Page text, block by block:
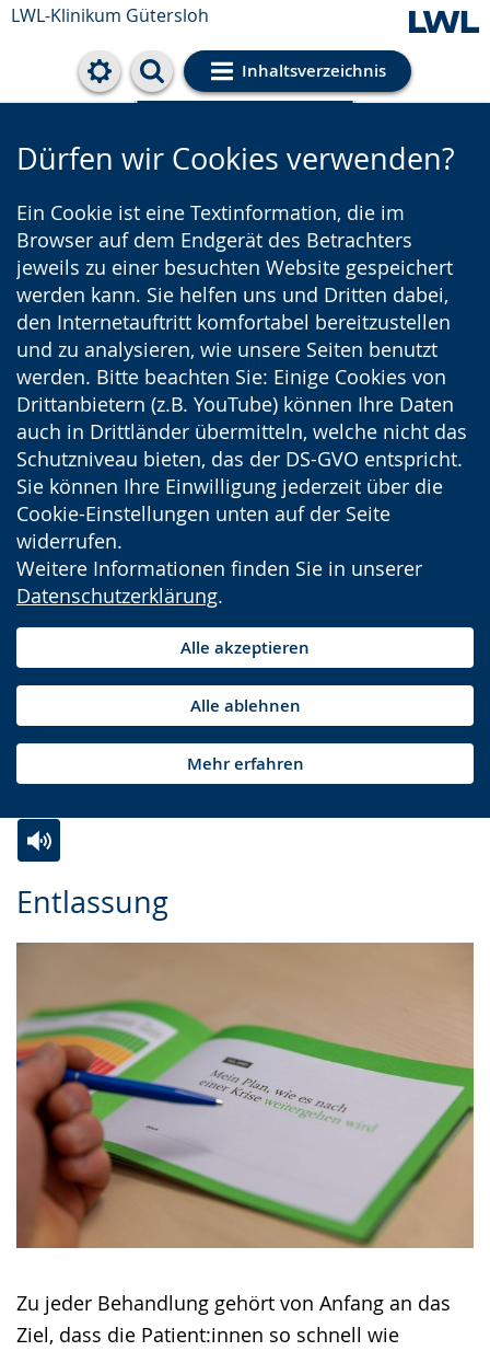
LWL-Klinikum Gütersloh
Inhaltsverzeichnis
Cookie-Einstellungen
Dürfen wir Cookies verwenden?
Ein Cookie ist eine Textinformation, die im
Browser auf dem Endgerät des Betrachters
jeweils zu einer besuchten Website gespeichert
werden kann. Sie helfen uns und Dritten dabei,
den Internetauftritt komfortabel bereitzustellen
und zu analysieren, wie unsere Seiten benutzt
werden. Bitte beachten Sie: Einige Cookies von
Drittanbietern (z.B. YouTube) können Ihre Daten
auch in Drittländer übermitteln, welche nicht das
Schutzniveau bieten, das der DS-GVO entspricht.
Sie können Ihre Einwilligung jederzeit über die
Cookie-Einstellungen unten auf der Seite
widerrufen.
Weitere Informationen finden Sie in unserer
Datenschutzerklärung.
Alle akzeptieren
Alle ablehnen
Mehr erfahren
Entlassung
Zu jeder Behandlung gehört von Anfang an das
Ziel, dass die Patient:innen so schnell wie
Leichten
Sprache
Audio-
Unterstützung.
Video
in
Gebärdensprache
wird
angezeigt.